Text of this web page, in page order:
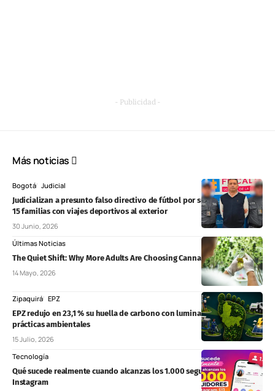
- Publicidad -
Más noticias
Bogotá Judicial
Judicializan a presunto falso directivo de fútbol por supuesta estafa a
15 familias con viajes deportivos al exterior
30 Junio, 2026
Últimas Noticias
The Quiet Shift: Why More Adults Are Choosing Cannabis Over Alcohol
14 Mayo, 2026
Zipaquirá EPZ
EPZ redujo en 23,1 % su huella de carbono con luminarias LED y nuevas
prácticas ambientales
15 Julio, 2026
Tecnología
Qué sucede realmente cuando alcanzas los 1.000 seguidores en
Instagram